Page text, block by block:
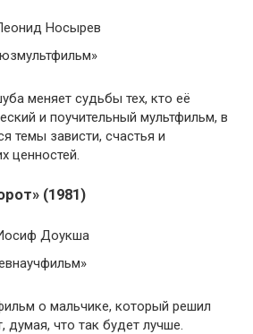
Носырев
меняет судьбы тех, кто её
и поучительный мультфильм, в
темы зависти, счастья и
ценностей.
(1981)
Доукша
о мальчике, который решил
думая, что так будет лучше.